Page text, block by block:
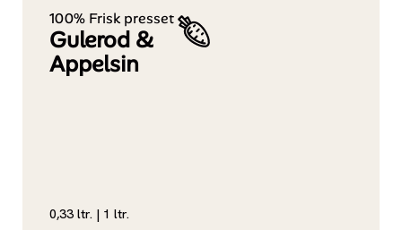
100% Frisk presset
Gulerod &
Appelsin
0,33 ltr. | 1 ltr.